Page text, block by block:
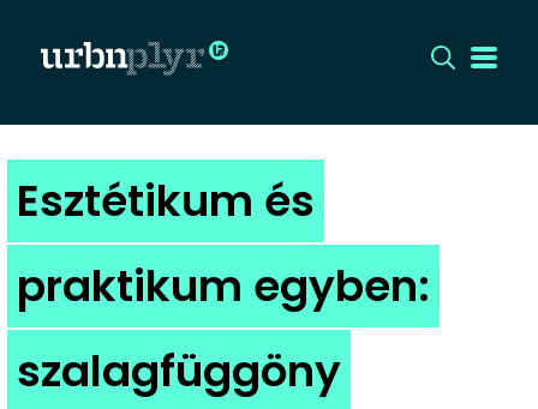
CÍMLAP
DIZÁJN
DIVAT
HIP
Esztétikum és
praktikum egyben:
szalagfüggöny